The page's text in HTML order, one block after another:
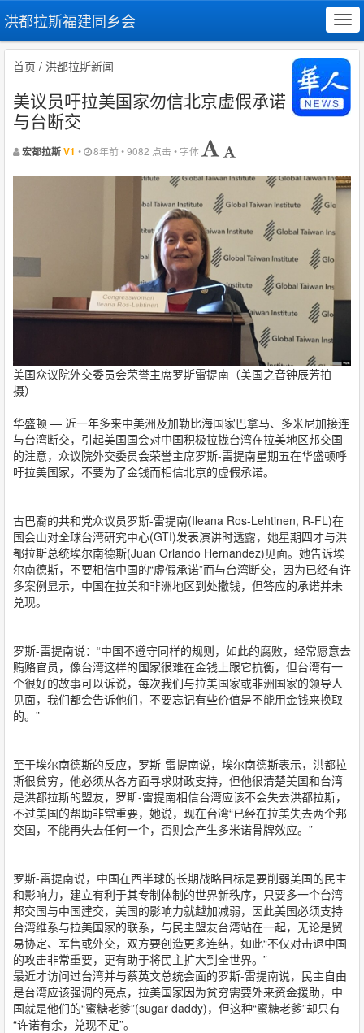
洪都拉斯福建同乡会
首页 / 洪都拉斯新闻
美议员吁拉美国家勿信北京虚假承诺
与台断交
宏都拉斯V1 • 8年前 • 9082 点击 • 字体
美国众议院外交委员会荣誉主席罗斯雷提南（美国之音钟辰芳拍
摄）
华盛顿 — 近一年多来中美洲及加勒比海国家巴拿马、多米尼加接连
与台湾断交，引起美国国会对中国积极拉拢台湾在拉美地区邦交国
的注意，众议院外交委员会荣誉主席罗斯-雷提南星期五在华盛顿呼
吁拉美国家，不要为了金钱而相信北京的虚假承诺。
古巴裔的共和党众议员罗斯-雷提南(Ileana Ros-Lehtinen, R-FL)在
国会山对全球台湾研究中心(GTI)发表演讲时透露，她星期四才与洪
都拉斯总统埃尔南德斯(Juan Orlando Hernandez)见面。她告诉埃
尔南德斯，不要相信中国的“虚假承诺”而与台湾断交，因为已经有许
多案例显示，中国在拉美和非洲地区到处撒钱，但答应的承诺并未
兑现。
罗斯-雷提南说：“中国不遵守同样的规则，如此的腐败，经常愿意去
贿赂官员，像台湾这样的国家很难在金钱上跟它抗衡，但台湾有一
个很好的故事可以诉说，每次我们与拉美国家或非洲国家的领导人
见面，我们都会告诉他们，不要忘记有些价值是不能用金钱来换取
的。”
至于埃尔南德斯的反应，罗斯-雷提南说，埃尔南德斯表示，洪都拉
斯很贫穷，他必须从各方面寻求财政支持，但他很清楚美国和台湾
是洪都拉斯的盟友，罗斯-雷提南相信台湾应该不会失去洪都拉斯，
不过美国的帮助非常重要，她说，现在台湾“已经在拉美失去两个邦
交国，不能再失去任何一个，否则会产生多米诺骨牌效应。”
罗斯-雷提南说，中国在西半球的长期战略目标是要削弱美国的民主
和影响力，建立有利于其专制体制的世界新秩序，只要多一个台湾
邦交国与中国建交，美国的影响力就越加减弱，因此美国必须支持
台湾维系与拉美国家的联系，与民主盟友台湾站在一起，无论是贸
易协定、军售或外交，双方要创造更多连结，如此“不仅对击退中国
的攻击非常重要，更有助于将民主扩大到全世界。”
最近才访问过台湾并与蔡英文总统会面的罗斯-雷提南说，民主自由
是台湾应该强调的亮点，拉美国家因为贫穷需要外来资金援助，中
国就是他们的“蜜糖老爹”(sugar daddy)，但这种“蜜糖老爹”却只有
“许诺有余，兑现不足”。